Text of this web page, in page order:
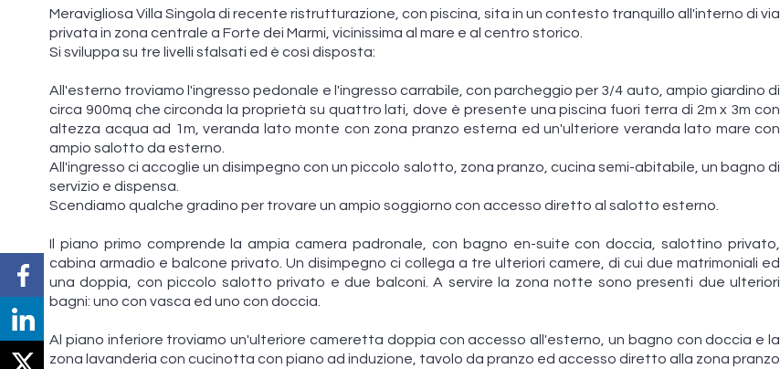
Meravigliosa Villa Singola di recente ristrutturazione, con piscina, sita in un contesto tranquillo all'interno di via
privata in zona centrale a Forte dei Marmi, vicinissima al mare e al centro storico.
Si sviluppa su tre livelli sfalsati ed è così disposta:
All'esterno troviamo l'ingresso pedonale e l'ingresso carrabile, con parcheggio per 3/4 auto, ampio giardino di
circa 900mq che circonda la proprietà su quattro lati, dove è presente una piscina fuori terra di 2m x 3m con
altezza acqua ad 1m, veranda lato monte con zona pranzo esterna ed un'ulteriore veranda lato mare con
ampio salotto da esterno.
All'ingresso ci accoglie un disimpegno con un piccolo salotto, zona pranzo, cucina semi-abitabile, un bagno di
servizio e dispensa.
Scendiamo qualche gradino per trovare un ampio soggiorno con accesso diretto al salotto esterno.
Il piano primo comprende la ampia camera padronale, con bagno en-suite con doccia, salottino privato,
cabina armadio e balcone privato. Un disimpegno ci collega a tre ulteriori camere, di cui due matrimoniali ed
una doppia, con piccolo salotto privato e due balconi. A servire la zona notte sono presenti due ulteriori
bagni: uno con vasca ed uno con doccia.
Al piano inferiore troviamo un'ulteriore cameretta doppia con accesso all'esterno, un bagno con doccia e la
zona lavanderia con cucinotta con piano ad induzione, tavolo da pranzo ed accesso diretto alla zona pranzo